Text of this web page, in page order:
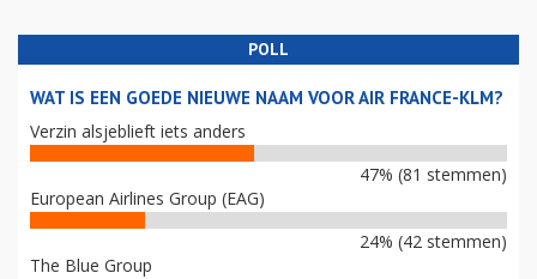
POLL
WAT IS EEN GOEDE NIEUWE NAAM VOOR AIR FRANCE-KLM?
Verzin alsjeblieft iets anders
47% (81 stemmen)
European Airlines Group (EAG)
24% (42 stemmen)
The Blue Group